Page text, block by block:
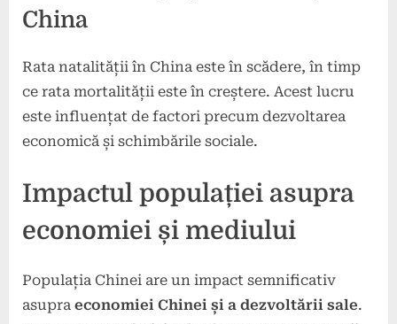
China
Rata natalității în China este în scădere, în timp
ce rata mortalității este în creștere. Acest lucru
este influențat de factori precum dezvoltarea
economică și schimbările sociale.
Impactul populației asupra
economiei și mediului
Populația Chinei are un impact semnificativ
asupra economiei Chinei și a dezvoltării sale.